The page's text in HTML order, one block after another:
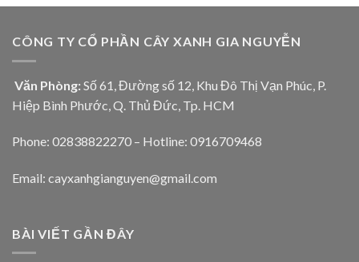
CÔNG TY CỔ PHẦN CÂY XANH GIA NGUYỄN
Văn Phòng: Số 61, Đường số 12, Khu Đô Thị Vạn Phúc, P.
Hiệp Bình Phước, Q. Thủ Đức, Tp. HCM
Phone: 02838822270 – Hotline: 0916709468
Email: cayxanhgianguyen@gmail.com
BÀI VIẾT GẦN ĐÂY